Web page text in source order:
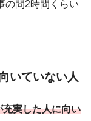
の間2時間くらい
いていない人
実した人に向い